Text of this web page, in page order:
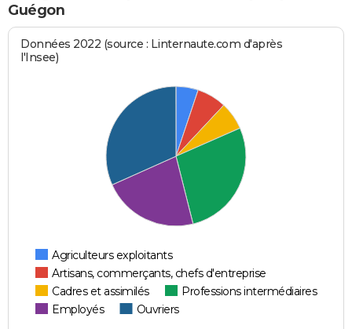
Guégon
Données 2022 (source : Linternaute.com d'après
l'Insee)
Agriculteurs exploitants
Artisans, commerçants, chefs d'entreprise
Cadres et assimilés
Professions intermédiaires
Employés
Ouvriers